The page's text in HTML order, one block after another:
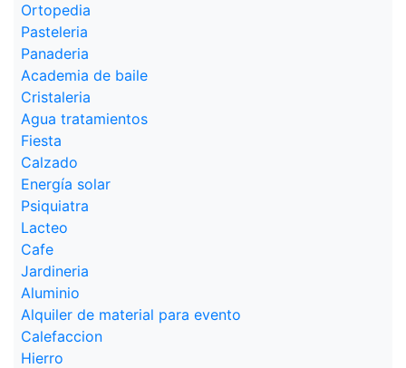
Ortopedia
Pasteleria
Panaderia
Academia de baile
Cristaleria
Agua tratamientos
Fiesta
Calzado
Energía solar
Psiquiatra
Lacteo
Cafe
Jardineria
Aluminio
Alquiler de material para evento
Calefaccion
Hierro